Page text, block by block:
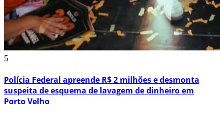
5
Polícia Federal apreende R$ 2 milhões e desmonta
suspeita de esquema de lavagem de dinheiro em
Porto Velho